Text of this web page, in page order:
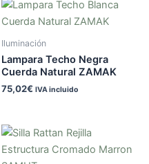
Iluminación
Lampara Techo Negra
Cuerda Natural ZAMAK
75,02€ IVA incluido